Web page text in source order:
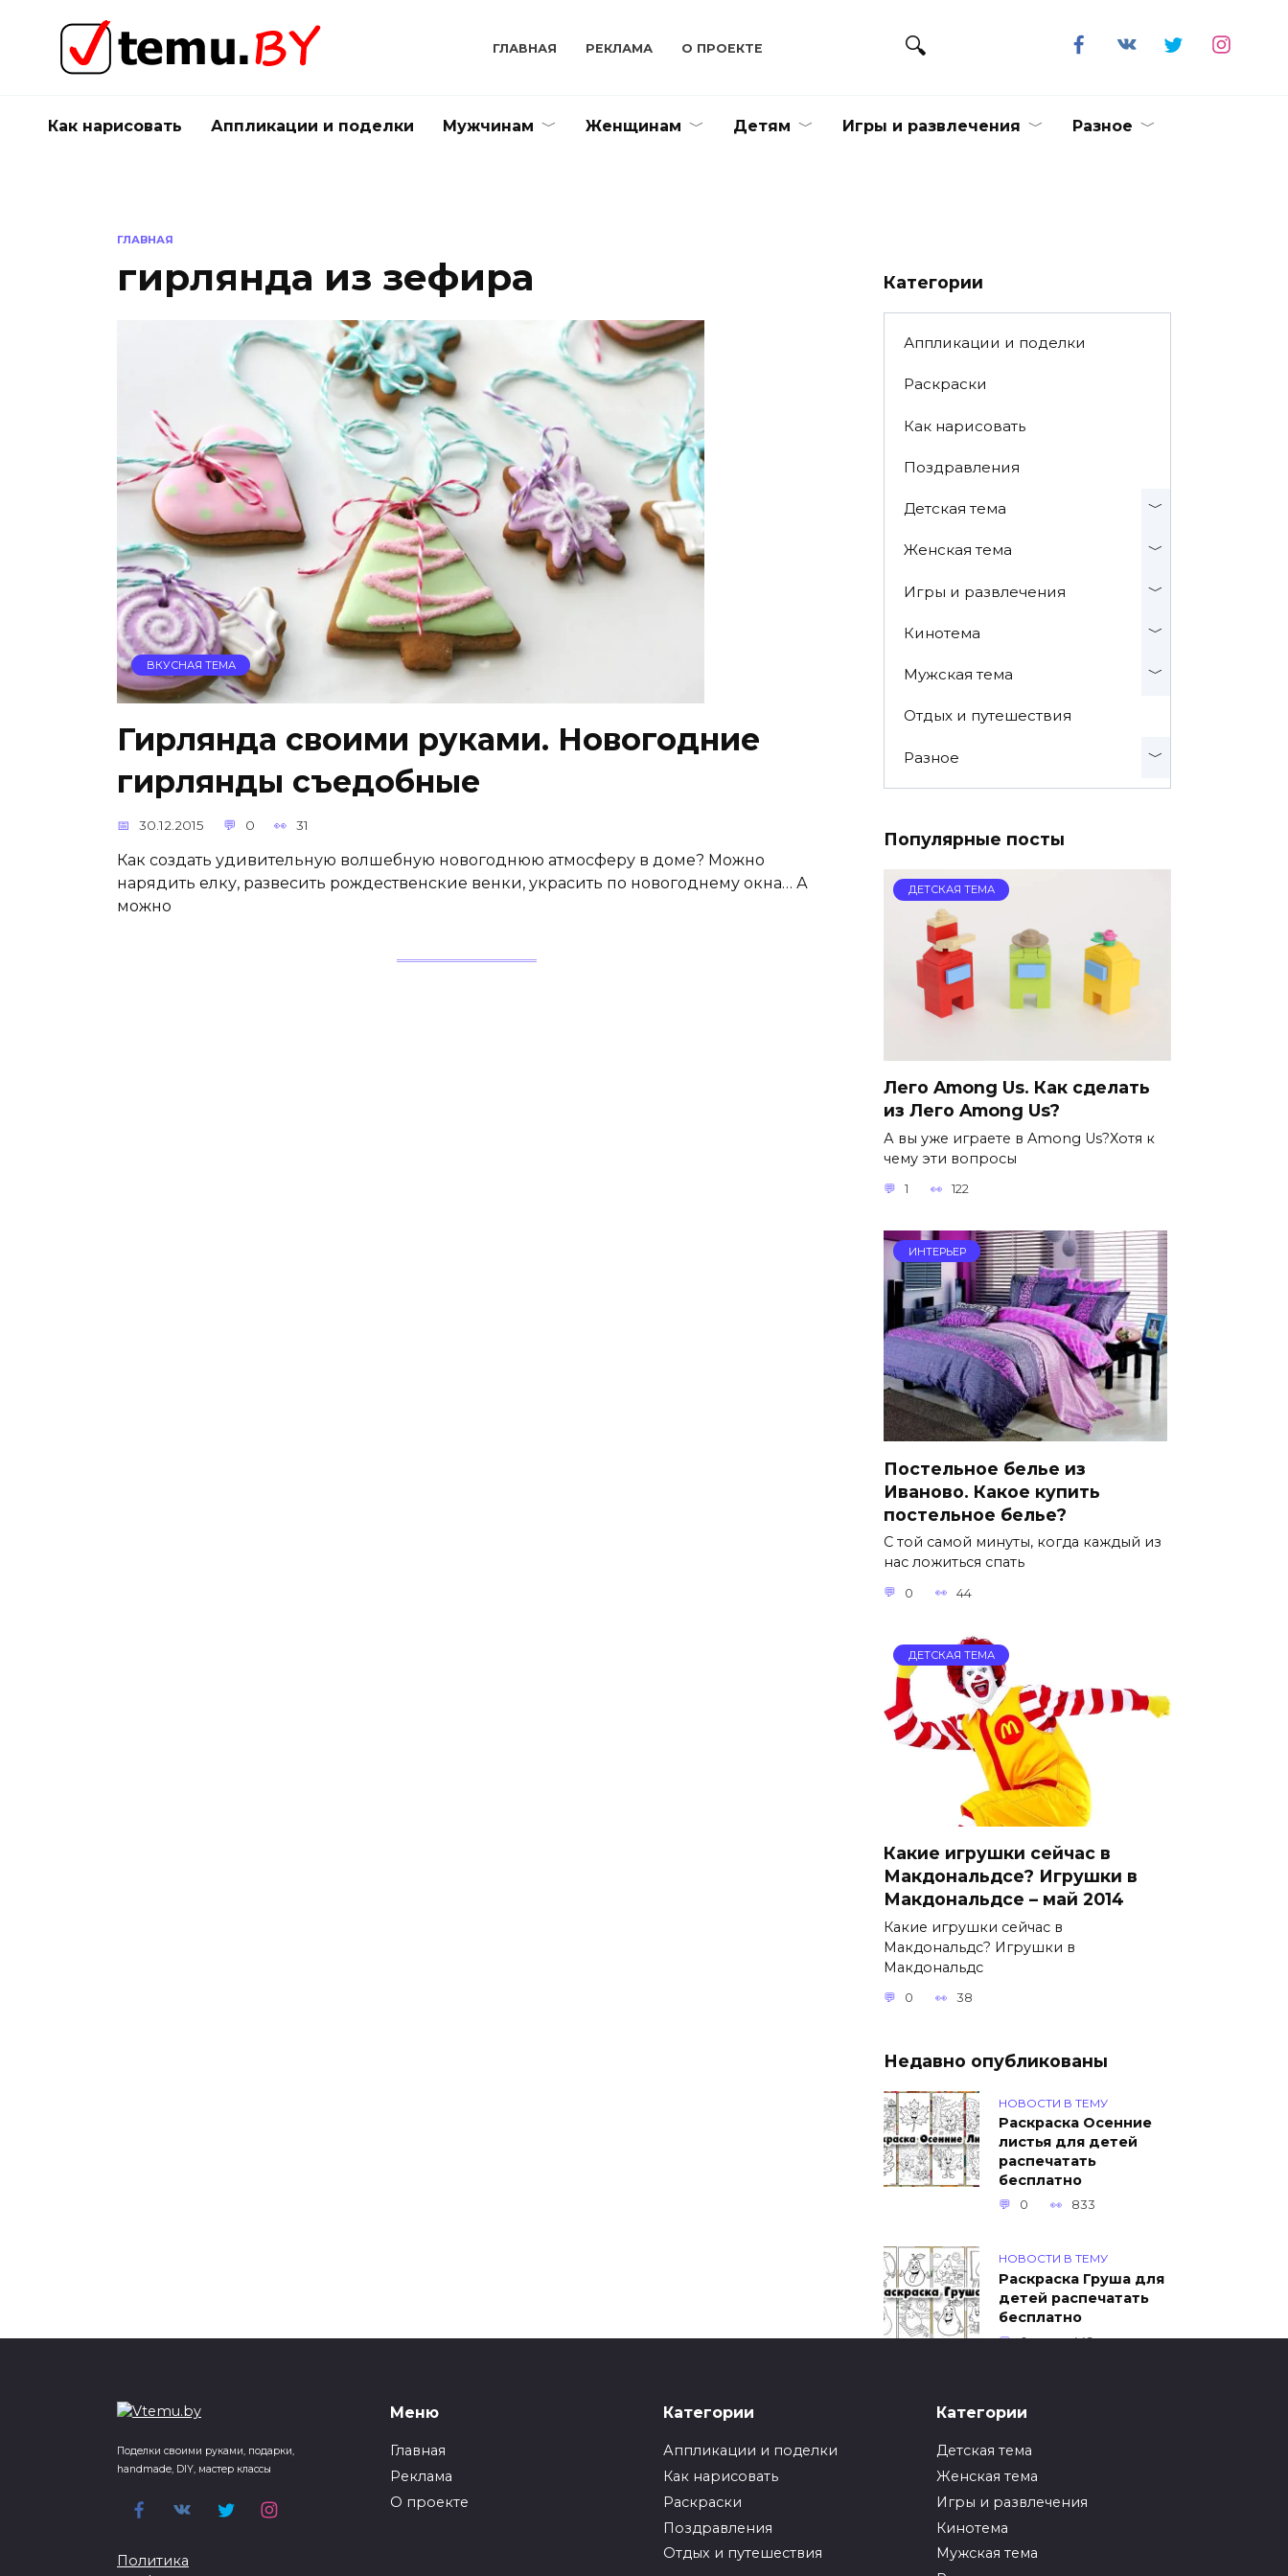
содержанию
ГЛАВНАЯ РЕКЛАМА О ПРОЕКТЕ
Как нарисовать Аппликации и поделки Мужчинам Женщинам Детям Игры и развлечения Разное
ГЛАВНАЯ
гирлянда из зефира
ВКУСНАЯ ТЕМА
Гирлянда своими руками. Новогодние
гирлянды съедобные
30.12.2015 0 31
Как создать удивительную волшебную новогоднюю атмосферу в доме? Можно
нарядить елку, развесить рождественские венки, украсить по новогоднему окна… А
можно
Категории
Аппликации и поделки
Раскраски
Как нарисовать
Поздравления
Детская тема
Женская тема
Игры и развлечения
Кинотема
Мужская тема
Отдых и путешествия
Разное
Популярные посты
ДЕТСКАЯ ТЕМА
Лего Among Us. Как сделать
из Лего Among Us?
А вы уже играете в Among Us?Хотя к
чему эти вопросы
1 122
ИНТЕРЬЕР
Постельное белье из
Иваново. Какое купить
постельное белье?
С той самой минуты, когда каждый из
нас ложиться спать
0 44
ДЕТСКАЯ ТЕМА
Какие игрушки сейчас в
Макдональдсе? Игрушки в
Макдональдсе – май 2014
Какие игрушки сейчас в
Макдональдс? Игрушки в
Макдональдс
0 38
Недавно опубликованы
НОВОСТИ В ТЕМУ
Раскраска Осенние
листья для детей
распечатать
бесплатно
0 833
НОВОСТИ В ТЕМУ
Раскраска Груша для
детей распечатать
бесплатно
0 449
Как упаковать вещи
0
Как вырастить ананас
из верхушки в
Поделки своими руками, подарки,
handmade, DIY, мастер классы
Политика
Меню
Главная
Реклама
О проекте
Категории
Аппликации и поделки
Как нарисовать
Раскраски
Поздравления
Отдых и путешествия
Категории
Детская тема
Женская тема
Игры и развлечения
Кинотема
Мужская тема